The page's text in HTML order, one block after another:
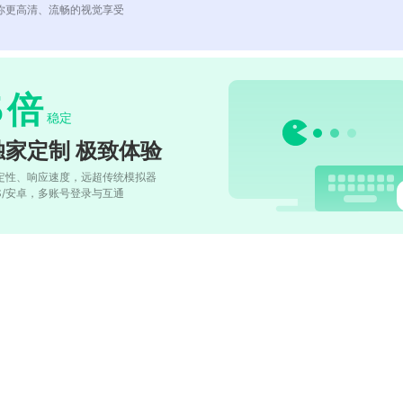
更高清、流畅的视觉享受
倍 稳定
家定制 极致体验
性、响应速度，远超传统模拟器
安卓，多账号登录与互通